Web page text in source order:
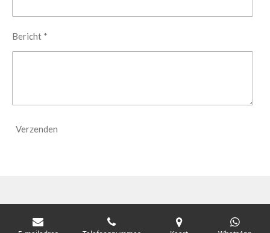
Bericht *
Verzenden
© 2021 - 2026 Craftsupply - Think Create Inspire